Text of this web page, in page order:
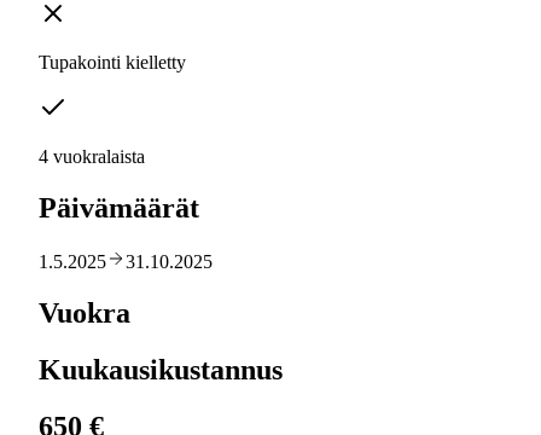
Tupakointi kielletty
4 vuokralaista
Päivämäärät
1.5.2025 31.10.2025
Vuokra
Kuukausikustannus
650 €